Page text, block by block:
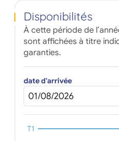
Disponibilités
À cette période de
sont affichées à titre
garanties.
date d'arrivée
T1